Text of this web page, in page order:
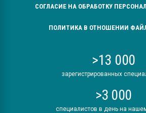
СОГЛАСИЕ НА ОБРАБОТКУ
ПОЛИТИКА В ОТНОШЕНИИ
>13 000
зарегистрированных
>3 000
специалистов в день на